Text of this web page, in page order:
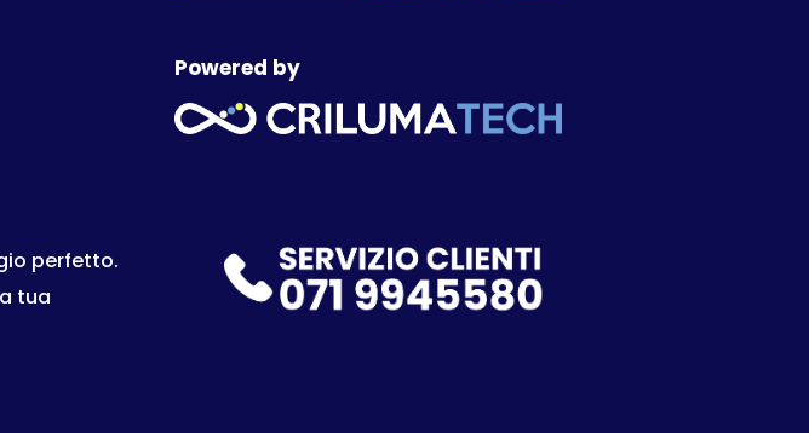
Powered by
perfetto.
tua